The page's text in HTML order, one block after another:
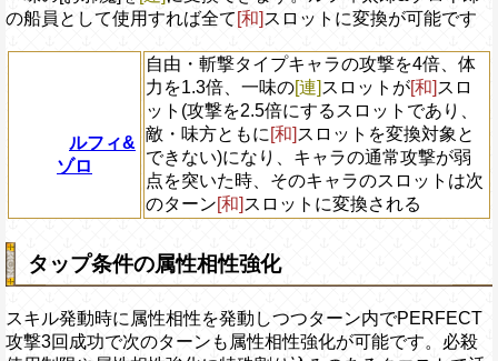
の船員として使用すれば全て [和] スロットに変換が可能です
ルフィ&
ゾロ
自由・斬撃タイプキャラの攻撃を4倍、体
力を1.3倍、一味の[連] スロットが[和] スロ
ット(攻撃を2.5倍にするスロットであり、
敵・味方ともに [和] スロットを変換対象と
できない)になり、キャラの通常攻撃が弱
点を突いた時、そのキャラのスロットは次
のターン[和] スロットに変換される
タップ条件の属性相性強化
スキル発動時に属性相性を発動しつつターン内でPERFECT
攻撃3回成功で次のターンも属性相性強化が可能です。必殺